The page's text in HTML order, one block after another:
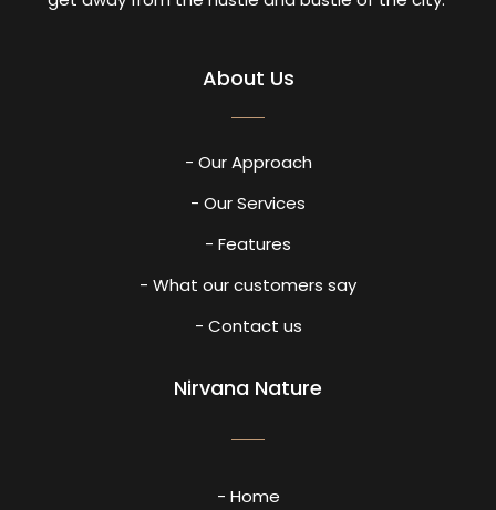
About Us
- Our Approach
- Our Services
- Features
- What our customers say
- Contact us
Nirvana Nature
- Home